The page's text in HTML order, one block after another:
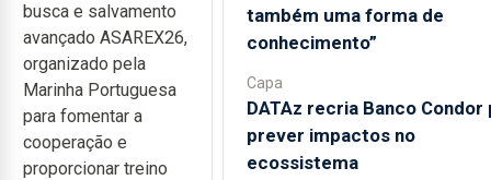
busca e salvamento
avançado ASAREX26,
organizado pela
Marinha Portuguesa
para fomentar a
cooperação e
proporcionar treino
também uma forma de
conhecimento”
Capa
DATAz recria Banco Condor
prever impactos no
ecossistema